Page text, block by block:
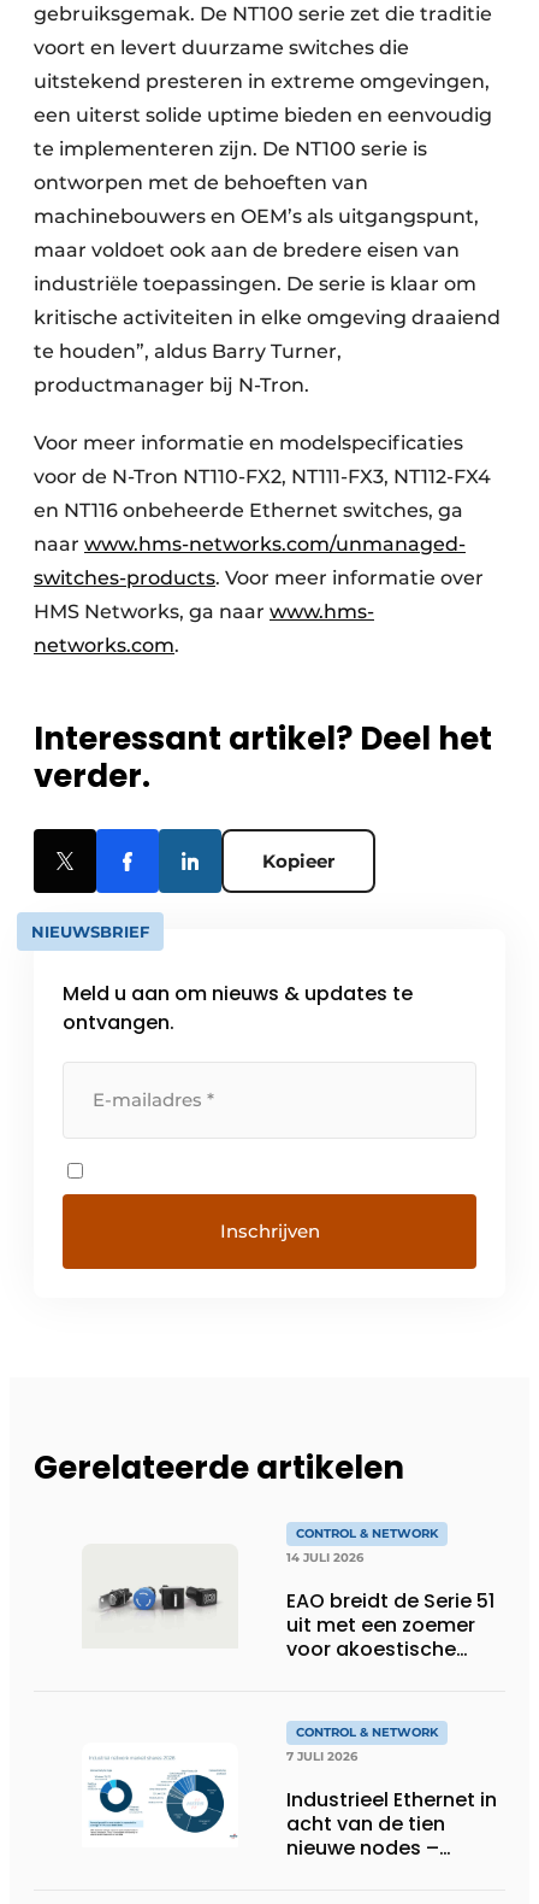
gebruiksgemak. De NT100 serie zet die traditie
voort en levert duurzame switches die
uitstekend presteren in extreme omgevingen,
een uiterst solide uptime bieden en eenvoudig
te implementeren zijn. De NT100 serie is
ontworpen met de behoeften van
machinebouwers en OEM’s als uitgangspunt,
maar voldoet ook aan de bredere eisen van
industriële toepassingen. De serie is klaar om
kritische activiteiten in elke omgeving draaiend
te houden”, aldus Barry Turner,
productmanager bij N-Tron.
Voor meer informatie en modelspecificaties
voor de N-Tron NT110-FX2, NT111-FX3, NT112-FX4
en NT116 onbeheerde Ethernet switches, ga
naar www.hms-networks.com/unmanaged-
switches-products. Voor meer informatie over
HMS Networks, ga naar www.hms-
networks.com.
Interessant artikel? Deel het
verder.
Kopieer
NIEUWSBRIEF
Meld u aan om nieuws & updates te
ontvangen.
Gerelateerde artikelen
CONTROL & NETWORK
14 JULI 2026
EAO breidt de Serie 51
uit met een zoemer
voor akoestische
CONTROL & NETWORK
7 JULI 2026
Industrieel Ethernet in
acht van de tien
nieuwe nodes –